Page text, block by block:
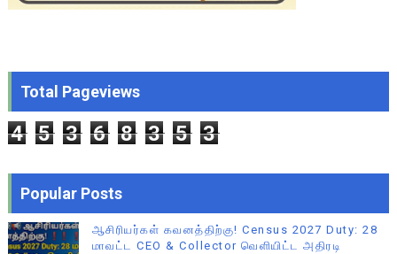
Total Pageviews
4 5 3 6 8 3 5 3
Popular Posts
ஆசிரியர்கள் கவனத்திற்கு! Census 2027 Duty: 28
மாவட்ட CEO & Collector வெளியிட்ட அதிரடி